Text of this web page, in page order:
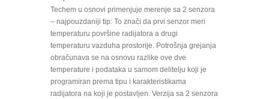
Techem u osnovi primenjuje merenje sa 2 senzora
– najpouzdaniji tip: To znači da prvi senzor meri
temperaturu površine radijatora a drugi
temperaturu vazduha prostorije. Potrošnja grejanja
obračunava se na osnovu razlike ove dve
temperature i podataka u samom delitelju koji je
programiran prema tipu i karakteristikama
radijatora na koji je postavljen. Verzija sa 2 senzora